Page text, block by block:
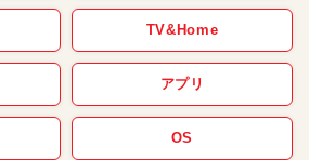
TV&Home
アプリ
OS